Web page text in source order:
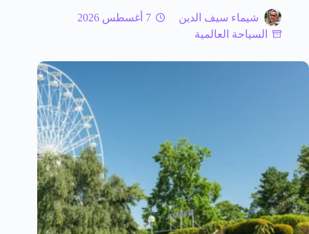
شيماء سيف الدين
7 أغسطس 2026
السياحة العالمية